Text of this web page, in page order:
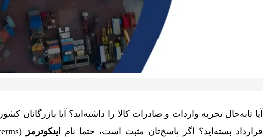
آیا تابه‌حال تجربه واردات و صادرات کالا را داشته‌اید؟ آیا بازرگانان
قرارداد بسته‌اید؟ اگر پاسخ‌تان مثبت است، حتما نام
اینکوترمز